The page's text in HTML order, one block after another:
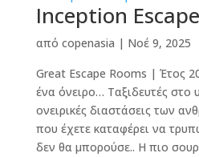
Inception
από copenasia | Νοέ 9, 2025
Great Escape Rooms | Έτος
ένα όνειρο… Ταξιδευτές στο
ονειρικές διαστάσεις των
που έχετε καταφέρει να
δεν θα μπορούσε.. Η πιο